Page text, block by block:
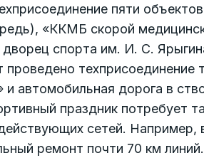
пяти
«ККМБ скорой
спорта им. И. С.
проведено техприсоединение
и автомобильная дорога в
праздник потребует
сетей. Например,
ремонт почти 70 км